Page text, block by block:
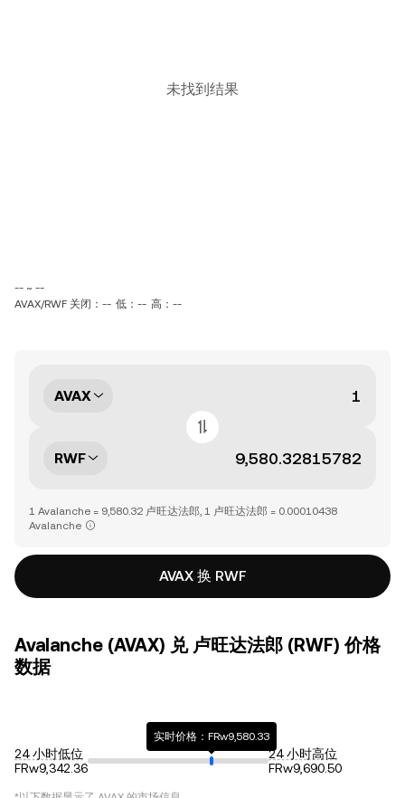
未找到结果
-- ~ --
AVAX/RWF 关闭：-- 低：-- 高：--
AVAX
RWF
1 Avalanche = 9,580.32 卢旺达法郎, 1 卢旺达法郎 = 0.00010438
Avalanche
AVAX 换 RWF
Avalanche (AVAX) 兑 卢旺达法郎 (RWF) 价格
数据
24 小时低位
FRw9,342.36
实时价格：FRw9,580.33
24 小时高位
FRw9,690.50